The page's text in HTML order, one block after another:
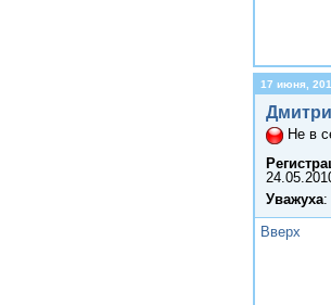
17 июня,
Не в
Уважуха:
Вверх